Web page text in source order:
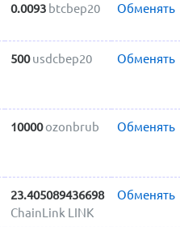
0.0093 btcbep20 Обменять
500 usdcbep20 Обменять
10000ozonbrub Обменять
23.405089436698
ChainLink LINK
Обменять